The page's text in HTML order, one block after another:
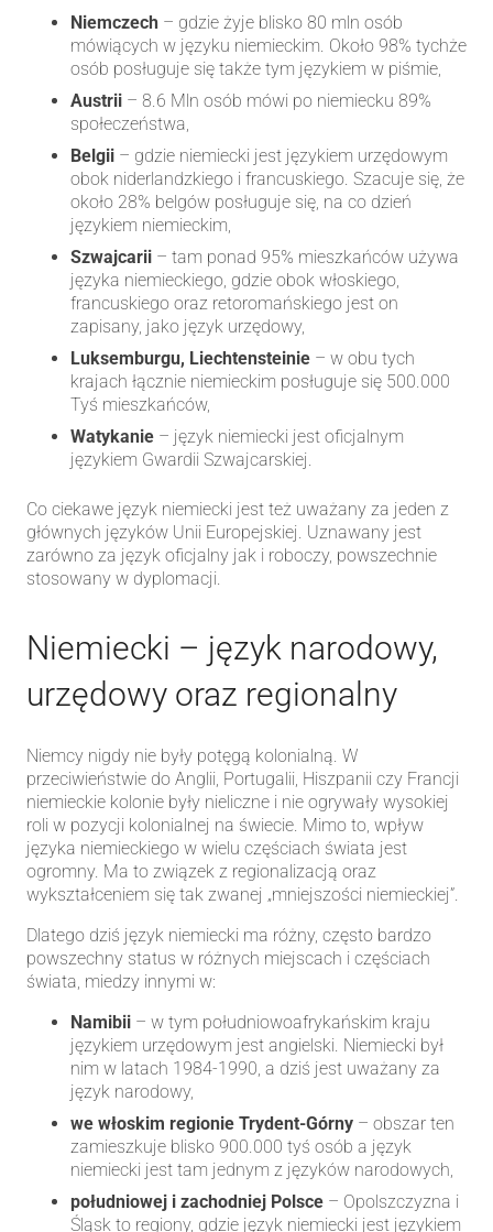
Niemczech – gdzie żyje blisko 80 mln osób
mówiących w języku niemieckim. Około 98% tychże
osób posługuje się także tym językiem w piśmie,
Austrii – 8.6 Mln osób mówi po niemiecku 89%
społeczeństwa,
Belgii – gdzie niemiecki jest językiem urzędowym
obok niderlandzkiego i francuskiego. Szacuje się, że
około 28% belgów posługuje się, na co dzień
językiem niemieckim,
Szwajcarii – tam ponad 95% mieszkańców używa
języka niemieckiego, gdzie obok włoskiego,
francuskiego oraz retoromańskiego jest on
zapisany, jako język urzędowy,
Luksemburgu, Liechtensteinie – w obu tych
krajach łącznie niemieckim posługuje się 500.000
Tyś mieszkańców,
Watykanie – język niemiecki jest oficjalnym
językiem Gwardii Szwajcarskiej.
Co ciekawe język niemiecki jest też uważany za jeden z
głównych języków Unii Europejskiej. Uznawany jest
zarówno za język oficjalny jak i roboczy, powszechnie
stosowany w dyplomacji.
Niemiecki – język narodowy,
urzędowy oraz regionalny
Niemcy nigdy nie były potęgą kolonialną. W
przeciwieństwie do Anglii, Portugalii, Hiszpanii czy Francji
niemieckie kolonie były nieliczne i nie ogrywały wysokiej
roli w pozycji kolonialnej na świecie. Mimo to, wpływ
języka niemieckiego w wielu częściach świata jest
ogromny. Ma to związek z regionalizacją oraz
wykształceniem się tak zwanej „mniejszości niemieckiej”.
Dlatego dziś język niemiecki ma różny, często bardzo
powszechny status w różnych miejscach i częściach
świata, miedzy innymi w:
Namibii – w tym południowoafrykańskim kraju
językiem urzędowym jest angielski. Niemiecki był
nim w latach 1984-1990, a dziś jest uważany za
język narodowy,
we włoskim regionie Trydent-Górny – obszar ten
zamieszkuje blisko 900.000 tyś osób a język
niemiecki jest tam jednym z języków narodowych,
południowej i zachodniej Polsce – Opolszczyzna i
Śląsk to regiony, gdzie język niemiecki jest językiem